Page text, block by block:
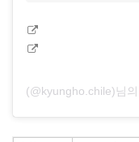
(@kyungho.chile)님